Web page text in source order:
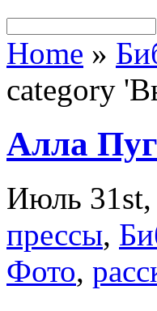
Home »
category
Алла
Июль 31st,
прессы,
Фото,